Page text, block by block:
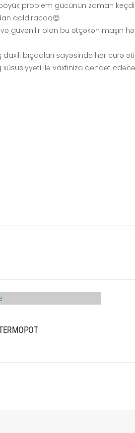
problem gücünün zaman
qaldıracaq😍
güvənilir olan bu ətçəkən maşın
bıçaqları sayəsində hər cürə
ilə vaxtiniza qənaət